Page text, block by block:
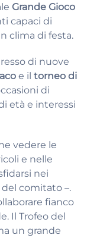
Grande Gioco
capaci di
clima di festa.
di nuove
e il torneo di
di
età e interessi
vedere le
e nelle
nei
comitato –.
fianco
Il Trofeo del
un grande